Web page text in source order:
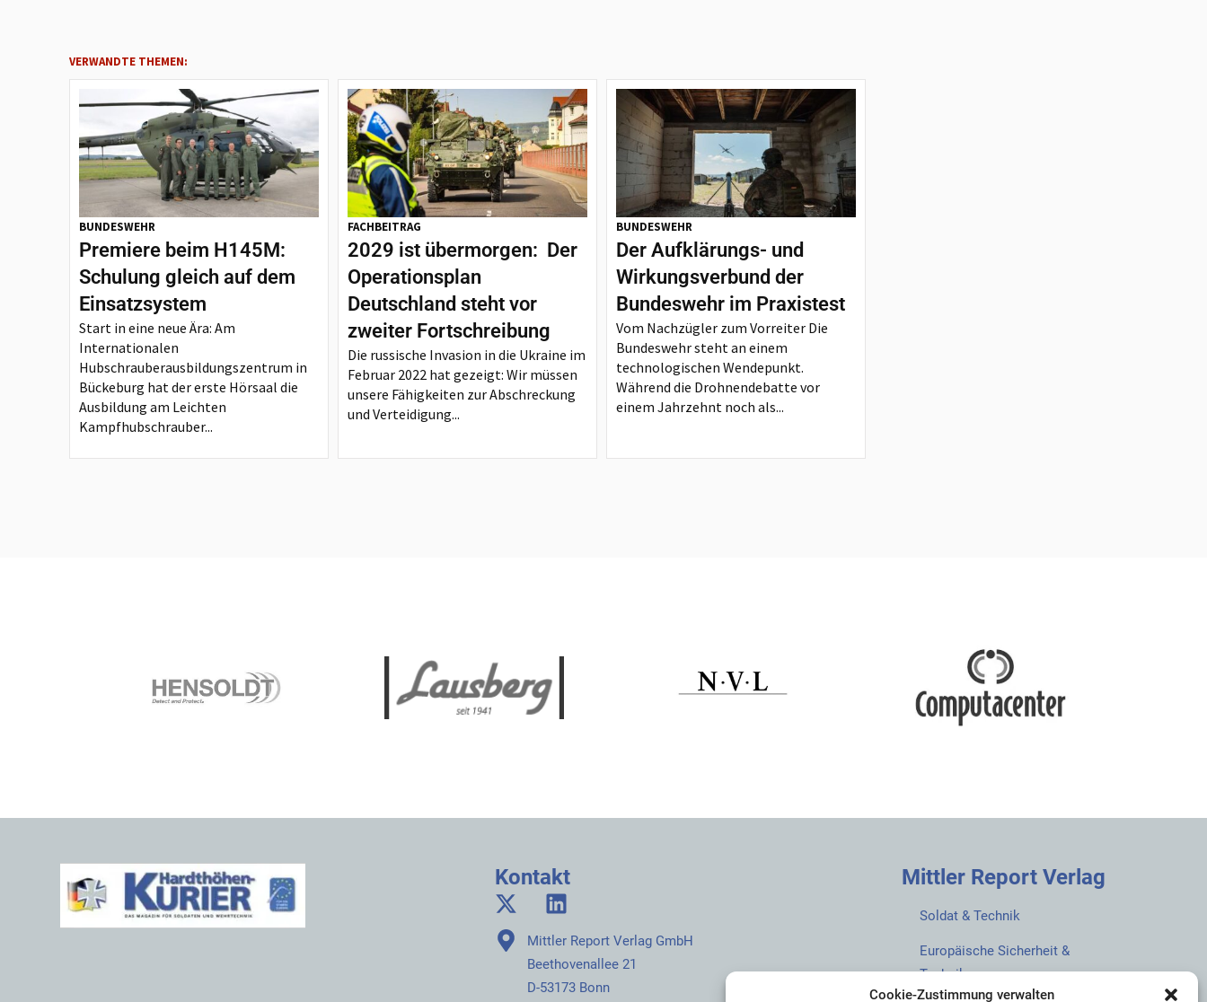
Cookie-Zustimmung verwalten
VERWANDTE THEMEN:
BUNDESWEHR
Premiere beim H145M:
Schulung gleich auf dem
Einsatzsystem
Start in eine neue Ära: Am
Internationalen
Hubschrauberausbildungszentrum in
Bückeburg hat der erste Hörsaal die
Ausbildung am Leichten
Kampfhubschrauber...
FACHBEITRAG
2029 ist übermorgen: Der
Operationsplan
Deutschland steht vor
zweiter Fortschreibung
Die russische Invasion in die Ukraine im
Februar 2022 hat gezeigt: Wir müssen
unsere Fähigkeiten zur Abschreckung
und Verteidigung...
BUNDESWEHR
Der Aufklärungs- und
Wirkungsverbund der
Bundeswehr im Praxistest
Vom Nachzügler zum Vorreiter Die
Bundeswehr steht an einem
technologischen Wendepunkt.
Während die Drohnendebatte vor
einem Jahrzehnt noch als...
Kontakt
Mittler Report Verlag GmbH
Beethovenallee 21
D-53173 Bonn
Mittler Report Verlag
Soldat & Technik
Europäische Sicherheit &
Technik